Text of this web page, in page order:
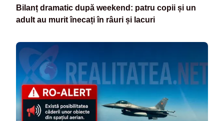
Bilanț dramatic după weekend: patru copii și un
adult au murit înecați în râuri și lacuri